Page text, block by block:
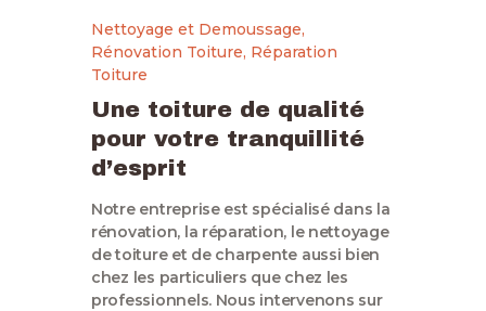
Nettoyage et Demoussage,
Rénovation Toiture, Réparation
Toiture
Une toiture de qualité
pour votre tranquillité
d’esprit
Notre entreprise est spécialisé dans la
rénovation, la réparation, le nettoyage
de toiture et de charpente aussi bien
chez les particuliers que chez les
professionnels. Nous intervenons sur